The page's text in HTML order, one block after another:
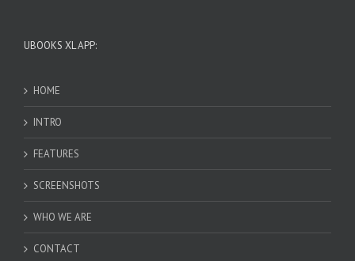
UBOOKS XL APP:
HOME
INTRO
FEATURES
SCREENSHOTS
WHO WE ARE
CONTACT